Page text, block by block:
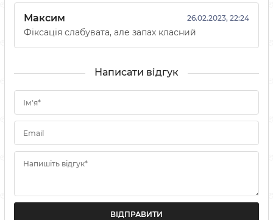
Максим 26.02.2023, 22:24
Фіксація слабувата, але запах класний
Написати відгук
Ім'я*
Email
Напишіть відгук*